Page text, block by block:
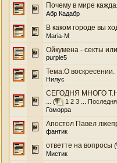
Почему в мире
Абр Кадабр
В каком городе вы
Maria-M
Ойкумена - секты
purple5
Тема:О воскресении.
Нилус
СЕГОДНЯ МНОГО
... ( 1 2 3
Гоморра
Апостол Павел
фантик
ответте на вопросы (
Мистик